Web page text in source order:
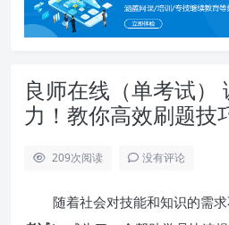
良师在线（单考试）
力！教你高效刷题技
209次阅读 没有评论
随着社会对技能和知识的需求